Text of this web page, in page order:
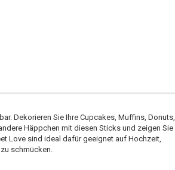
Dekorieren Sie Ihre Cupcakes, Muffins, Donuts,
Häppchen mit diesen Sticks und zeigen Sie
Love sind ideal dafür geeignet auf Hochzeit,
schmücken.